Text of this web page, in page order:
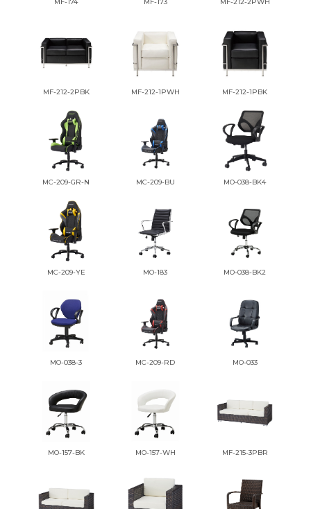
MF-212-2PBK MF-212-1PWH MF-212-1PBK
MC-209-GR-N MC-209-BU MO-038-BK4
MC-209-YE MO-183 MO-038-BK2
MO-038-3 MC-209-RD MO-033
MO-157-BK MO-157-WH MF-215-3PBR